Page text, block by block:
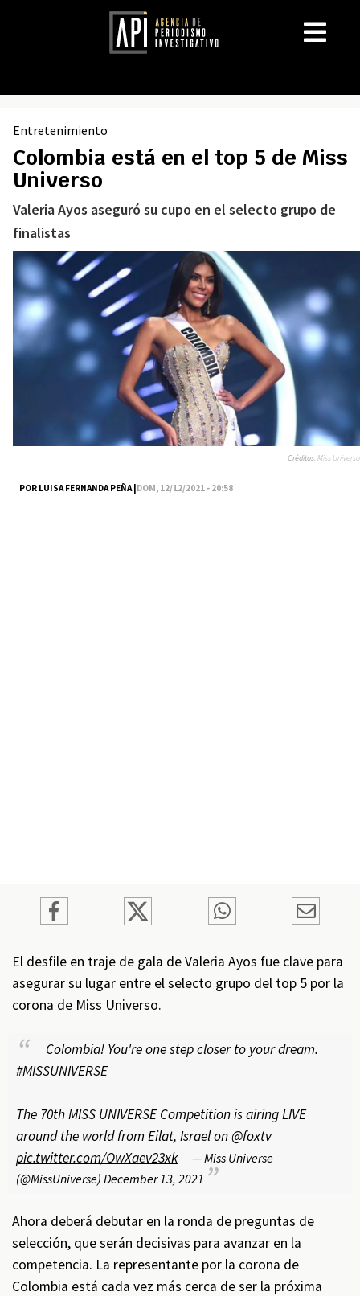
Entretenimiento
Colombia está en el top 5 de Miss
Universo
Valeria Ayos aseguró su cupo en el selecto grupo de
finalistas
POR LUISA FERNANDA PEÑA |DOM, 12/12/2021 - 20:58
Créditos:Miss Universo
El desfile en traje de gala de Valeria Ayos fue clave para
asegurar su lugar entre el selecto grupo del top 5 por la
corona de Miss Universo.
Colombia! You're one step closer to your dream.
#MISSUNIVERSE
The 70th MISS UNIVERSE Competition is airing LIVE
around the world from Eilat, Israel on@foxtv
pic.twitter.com/OwXaev23xk
— Miss Universe
(@MissUniverse) December 13, 2021
Ahora deberá debutar en la ronda de preguntas de
selección, que serán decisivas para avanzar en la
competencia. La representante por la corona de
Colombia está cada vez más cerca de ser la próxima